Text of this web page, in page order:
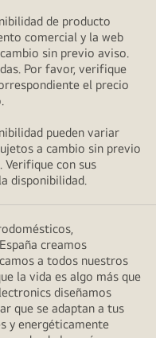
de producto
comercial y la web
sin previo aviso.
Por favor, verifique
el precio
pueden variar
a cambio sin previo
Verifique con sus
disponibilidad.
creamos
a todos nuestros
la vida es algo más que
diseñamos
que se adaptan a tus
y energéticamente